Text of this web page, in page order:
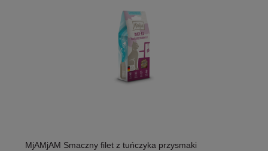
MjAMjAM Smaczny filet z tuńczyka przysmaki